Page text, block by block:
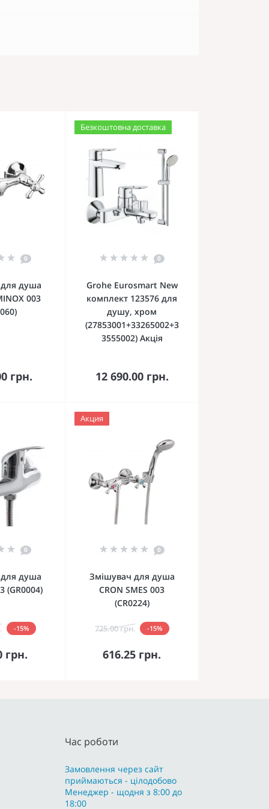
0
душа
003
грн.
Безкоштовна доставка
0
Grohe Eurosmart New
комплект 123576 для
душу, хром
(27853001+33265002+3
3555002) Акція
12 690.00 грн.
До кошика
0
душа
(GR0004)
-15%
грн.
Акция
0
Змішувач для душа
CRON SMES 003
(CR0224)
725.00 грн. -15%
616.25 грн.
До кошика
Час роботи
Замовлення через сайт
приймаються - цілодобово
Менеджер - щодня з 8:00 до
18:00